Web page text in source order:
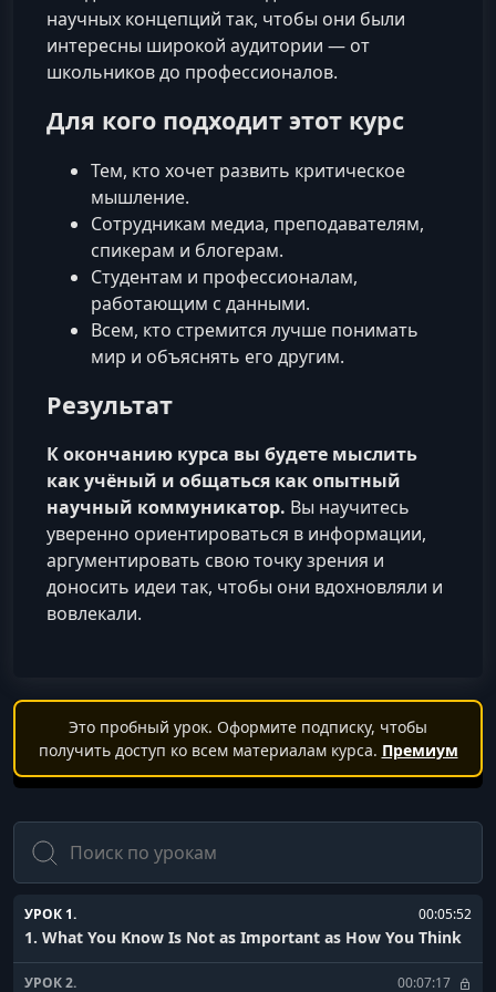
научных концепций так, чтобы они были
интересны широкой аудитории — от
школьников до профессионалов.
Для кого подходит этот курс
Тем, кто хочет развить критическое
мышление.
Сотрудникам медиа, преподавателям,
спикерам и блогерам.
Студентам и профессионалам,
работающим с данными.
Всем, кто стремится лучше понимать
мир и объяснять его другим.
Результат
К окончанию курса вы будете мыслить
как учёный и общаться как опытный
научный коммуникатор. Вы научитесь
уверенно ориентироваться в информации,
аргументировать свою точку зрения и
доносить идеи так, чтобы они вдохновляли и
вовлекали.
Это пробный урок. Оформите подписку, чтобы
получить доступ ко всем материалам курса. Премиум
Поиск
УРОК 1. 00:05:52
1. What You Know Is Not as Important as How You Think
УРОК 2. 00:07:17